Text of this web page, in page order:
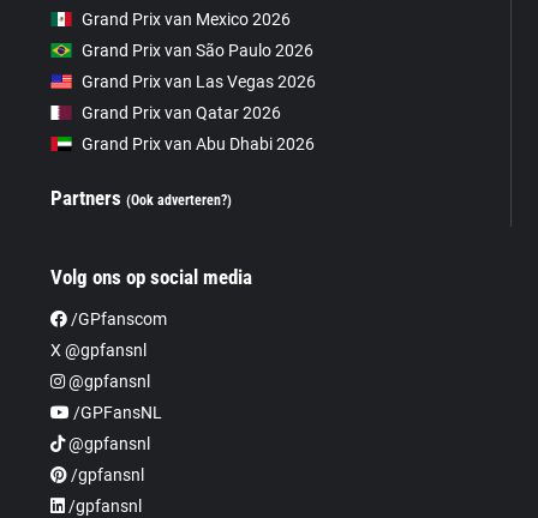
Grand Prix van Mexico 2026
Grand Prix van São Paulo 2026
Grand Prix van Las Vegas 2026
Grand Prix van Qatar 2026
Grand Prix van Abu Dhabi 2026
Partners(Ook adverteren?)
Volg ons op social media
/GPfanscom
X @gpfansnl
@gpfansnl
/GPFansNL
@gpfansnl
/gpfansnl
/gpfansnl